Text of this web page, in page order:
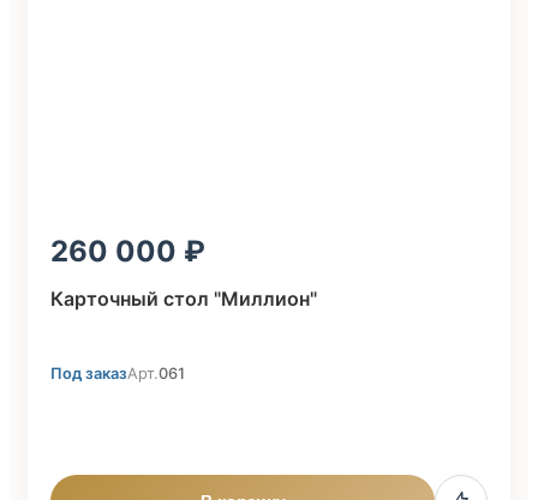
260 000
Карточный стол "Миллион"
Под заказАрт.061